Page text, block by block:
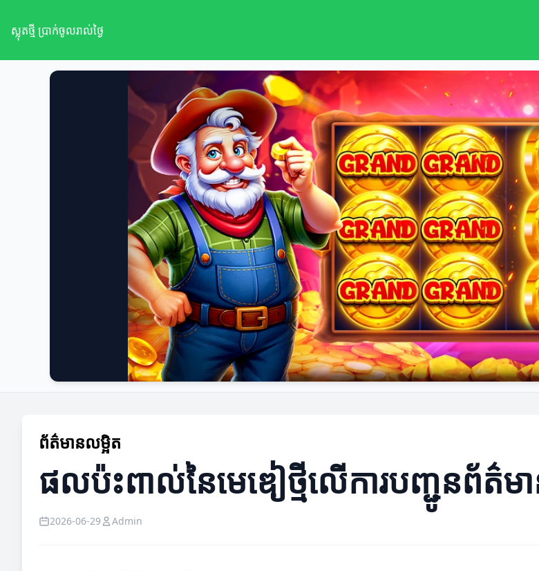
ស្លុតថ្មី ប្រាក់ចូលរាល់ថ្ងៃ
ព័ត៌មានលម្អិត
ផលប៉ះពាល់នៃមេឌៀថ្មីលើការបញ្ជូនព័ត៌ម
2026-06-29 Admin